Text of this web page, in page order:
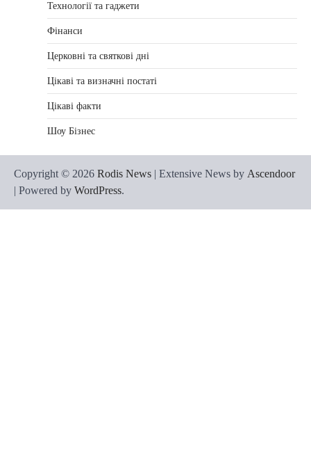
Технології та гаджети
Фінанси
Церковні та святкові дні
Цікаві та визначні постаті
Цікаві факти
Шоу Бізнес
Copyright © 2026 Rodis News | Extensive News by Ascendoor
| Powered by WordPress.